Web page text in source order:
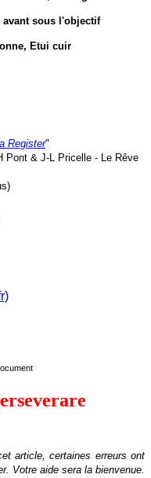
avant sous l'objectif
Etui cuir
Register"
Pont & J-L Pricelle - Le Rêve
article, certaines erreurs ont
Votre aide sera la bienvenue.